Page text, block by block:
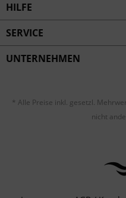
HILFE
SERVICE
UNTERNEHMEN
* Alle Preise inkl. gesetzl.
nicht